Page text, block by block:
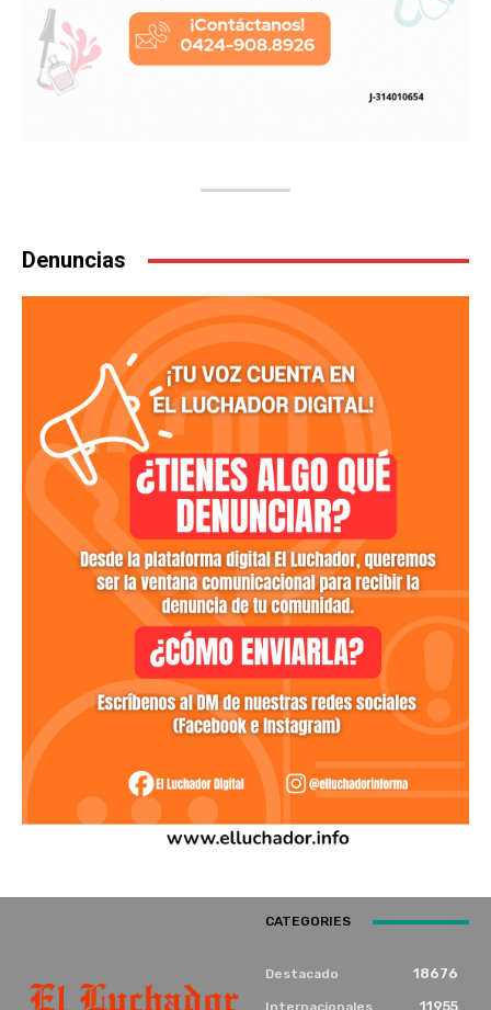
Denuncias
CATEGORIES
Destacado 18676
Internacionales 11955